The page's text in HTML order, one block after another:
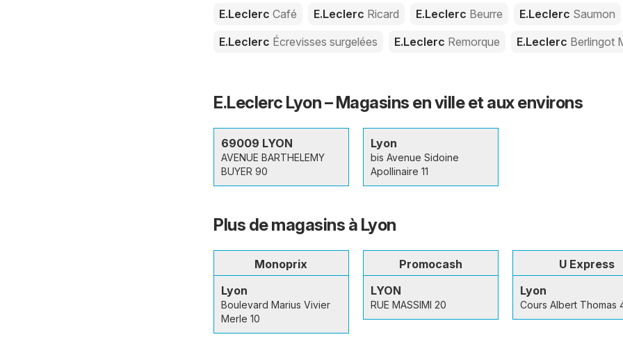
E.Leclerc Café E.Leclerc Ricard E.Leclerc Beurre E.Leclerc Saumon
E.Leclerc Écrevisses surgelées E.Leclerc Remorque E.Leclerc Berlingot
E.Leclerc Lyon – Magasins en ville et aux environs
69009 LYON
AVENUE BARTHELEMY
BUYER 90
Lyon
bis Avenue Sidoine
Apollinaire 11
Plus de magasins à Lyon
Monoprix
Lyon
Boulevard Marius Vivier
Merle 10
Promocash
LYON
RUE MASSIMI 20
U Express
Lyon
Cours Albert Thomas